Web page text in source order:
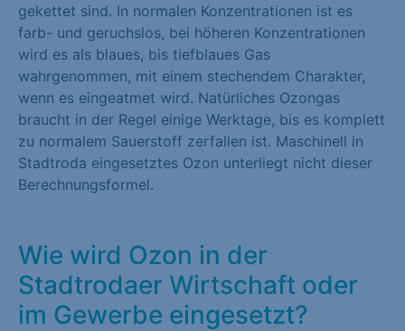
gekettet sind. In normalen Konzentrationen ist es
farb- und geruchslos, bei höheren Konzentrationen
wird es als blaues, bis tiefblaues Gas
wahrgenommen, mit einem stechendem Charakter,
wenn es eingeatmet wird. Natürliches Ozongas
braucht in der Regel einige Werktage, bis es komplett
zu normalem Sauerstoff zerfallen ist. Maschinell in
Stadtroda eingesetztes Ozon unterliegt nicht dieser
Berechnungsformel.
Wie wird Ozon in der
Stadtrodaer Wirtschaft oder
im Gewerbe eingesetzt?